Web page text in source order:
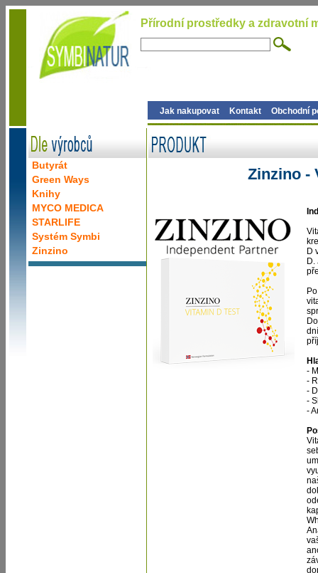
Přírodní prostředky a zdravotní
Jak nakupovat Kontakt Obchodní
Zinzino -
D
-
-
-
-
-
Butyrát
Green Ways
Knihy
MYCO MEDICA
STARLIFE
Systém Symbi
Zinzino